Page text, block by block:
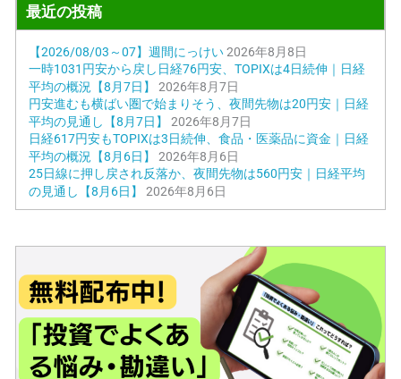
最近の投稿
【2026/08/03～07】週間にっけい 2026年8月8日
一時1031円安から戻し日経76円安、TOPIXは4日続伸｜日経
平均の概況【8月7日】
2026年8月7日
円安進むも横ばい圏で始まりそう、夜間先物は20円安｜日経
平均の見通し【8月7日】
2026年8月7日
日経617円安もTOPIXは3日続伸、食品・医薬品に資金｜日経
平均の概況【8月6日】
2026年8月6日
25日線に押し戻され反落か、夜間先物は560円安｜日経平均
の見通し【8月6日】
2026年8月6日